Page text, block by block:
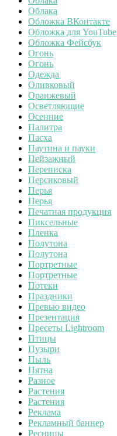
Облака
Обложка ВКонтакте
Обложка для YouTube
Обложка Фейсбук
Огонь
Огонь
Одежда
Оливковый
Оранжевый
Осветляющие
Осенние
Палитра
Пасха
Паутина и пауки
Пейзажный
Переписка
Персиковый
Перья
Перья
Печатная продукция
Пиксельные
Пленка
Полутона
Полутона
Портретные
Портретные
Потеки
Праздники
Превью видео
Презентация
Пресеты Lightroom
Птицы
Пузыри
Пыль
Пятна
Разное
Растения
Растения
Реклама
Рекламный баннер
Ресницы